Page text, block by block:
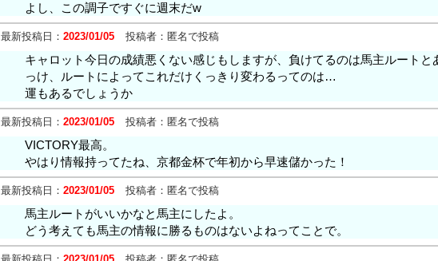
よし、この調子ですぐに週末だw
最新投稿日： 2023/01/05 投稿者： 匿名で投稿
キャロット今日の成績悪くない感じもしますが、負けてるのは馬主ルートと
っけ、ルートによってこれだけくっきり変わるってのは…
運もあるでしょうか
最新投稿日： 2023/01/05 投稿者： 匿名で投稿
VICTORY最高。
やはり情報持ってたね、京都金杯で年初から早速儲かった！
最新投稿日： 2023/01/05 投稿者： 匿名で投稿
馬主ルートがいいかなと馬主にしたよ。
どう考えても馬主の情報に勝るものはないよねってことで。